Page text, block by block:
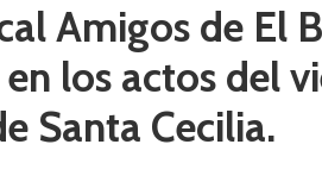
Amigos de El
los actos del
Santa Cecilia.